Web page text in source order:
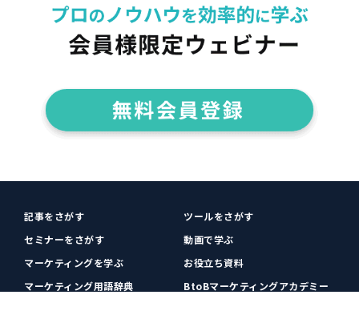
記事をさがす
ツールをさがす
セミナーをさがす
動画で学ぶ
マーケティングを学ぶ
お役立ち資料
マーケティング用語辞典
BtoBマーケティングアカデミー